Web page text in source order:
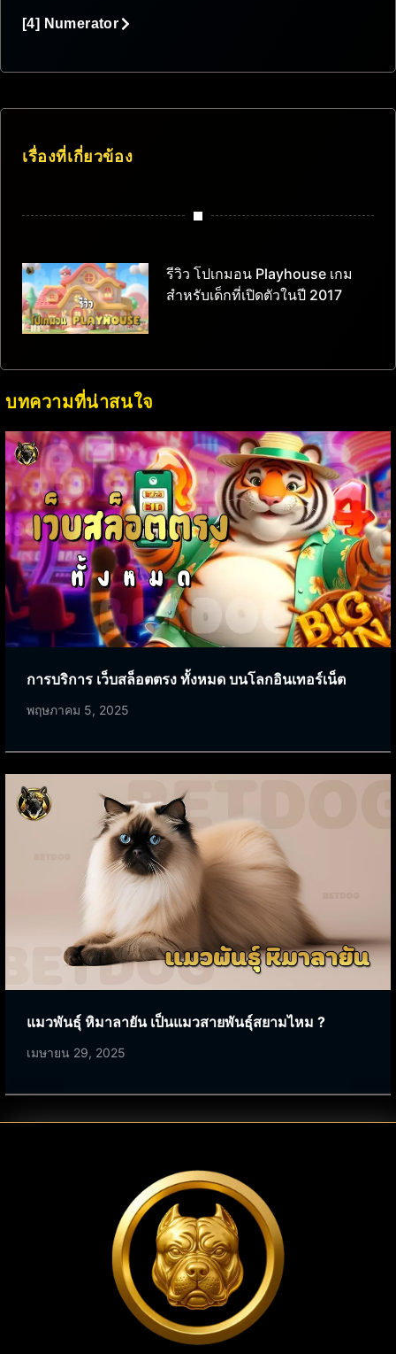
[4] Numerator
เรื่องที่เกี่ยวข้อง
รีวิว โปเกมอน Playhouse เกม
สำหรับเด็กที่เปิดตัวในปี 2017
บทความที่น่าสนใจ
การบริการ เว็บสล็อตตรง ทั้งหมด บนโลกอินเทอร์เน็ต
พฤษภาคม 5, 2025
แมวพันธุ์ หิมาลายัน เป็นแมวสายพันธุ์สยามไหม ?
เมษายน 29, 2025